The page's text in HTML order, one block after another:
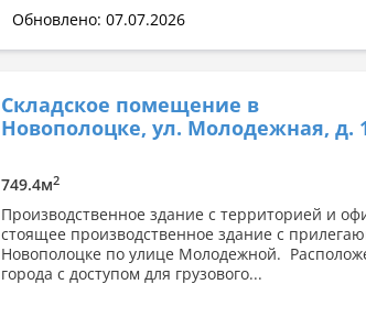
Обновлено: 07.07.2026
Складское помещение в
Новополоцке, ул. Молодежная, д.
749.4м2
Производственное здание с территорией и
стоящее производственное здание с
Новополоцке по улице Молодежной.
города с доступом для грузового...